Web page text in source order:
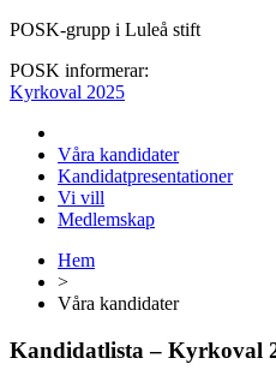
POSK-grupp i Luleå stift
POSK informerar:
Kyrkoval 2025
Våra kandidater
Kandidatpresentationer
Vi vill
Medlemskap
Hem
>
Våra kandidater
Kandidatlista – Kyrkoval